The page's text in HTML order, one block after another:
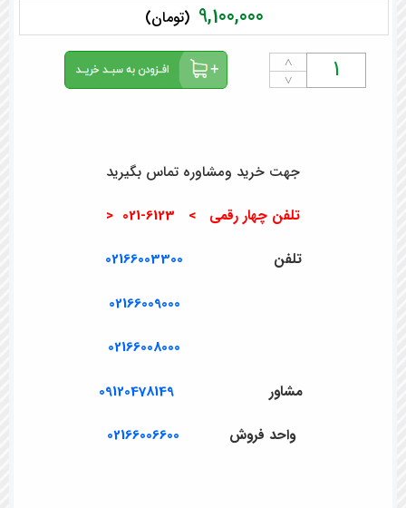
9,100,000 (تومان)
˄
˅
جهت خرید ومشاوره تماس بگیرید
تلفن چهار رقمی > 6123-021 <
تلفن 02166003300
02166009000
02166008000
مشاور 09120478149
واحد فروش 02166006600